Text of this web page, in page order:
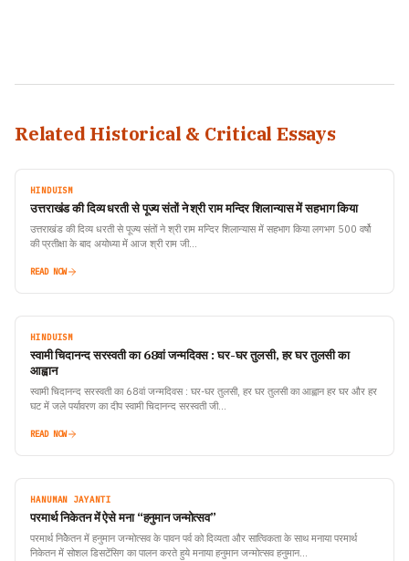
Related Historical & Critical Essays
HINDUISM
उत्तराखंड की दिव्य धरती से पूज्य संतों ने श्री राम मन्दिर शिलान्यास में सहभाग किया
उत्तराखंड की दिव्य धरती से पूज्य संतों ने श्री राम मन्दिर शिलान्यास में सहभाग किया लगभग 500 वर्षो
की प्रतीक्षा के बाद अयोध्या में आज श्री राम जी…
READ NOW
HINDUISM
स्वामी चिदानन्द सरस्वती का 68वां जन्मदिवस : घर-घर तुलसी, हर घर तुलसी का
आह्वान
स्वामी चिदानन्द सरस्वती का 68वां जन्मदिवस : घर-घर तुलसी, हर घर तुलसी का आह्वान हर घर और हर
घट में जले पर्यावरण का दीप स्वामी चिदानन्द सरस्वती जी…
READ NOW
HANUMAN JAYANTI
परमार्थ निकेतन में ऐसे मना “हनुमान जन्मोत्सव”
परमार्थ निकेेतन में हनुमान जन्मोत्सव के पावन पर्व को दिव्यता और सात्विकता के साथ मनाया परमार्थ
निकेतन में सोशल डिसटेंसिग का पालन करते हुये मनाया हनुमान जन्मोत्सव हनुमान…